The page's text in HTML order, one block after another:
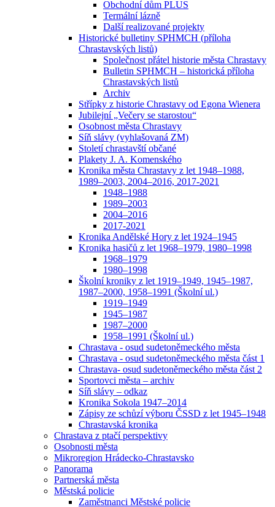
Obchodní dům PLUS
Termální lázně
Další realizované projekty
Historické bulletiny SPHMCH (příloha
Chrastavských listů)
Společnost přátel historie města Chrastavy
Bulletin SPHMCH – historická příloha
Chrastavských listů
Archiv
Střípky z historie Chrastavy od Egona Wienera
Jubilejní „Večery se starostou“
Osobnost města Chrastavy
Síň slávy (vyhlašovaná ZM)
Století chrastavští občané
Plakety J. A. Komenského
Kronika města Chrastavy z let 1948–1988,
1989–2003, 2004–2016, 2017-2021
1948–1988
1989–2003
2004–2016
2017-2021
Kronika Andělské Hory z let 1924–1945
Kronika hasičů z let 1968–1979, 1980–1998
1968–1979
1980–1998
Školní kroniky z let 1919–1949, 1945–1987,
1987–2000, 1958–1991 (Školní ul.)
1919–1949
1945–1987
1987–2000
1958–1991 (Školní ul.)
Chrastava - osud sudetoněmeckého města
Chrastava - osud sudetoněmeckého města část 1
Chrastava- osud sudetoněmeckého města část 2
Sportovci města – archiv
Síň slávy – odkaz
Kronika Sokola 1947–2014
Zápisy ze schůzí výboru ČSSD z let 1945–1948
Chrastavská kronika
Chrastava z ptačí perspektivy
Osobnosti města
Mikroregion Hrádecko-Chrastavsko
Panorama
Partnerská města
Městská policie
Zaměstnanci Městské policie